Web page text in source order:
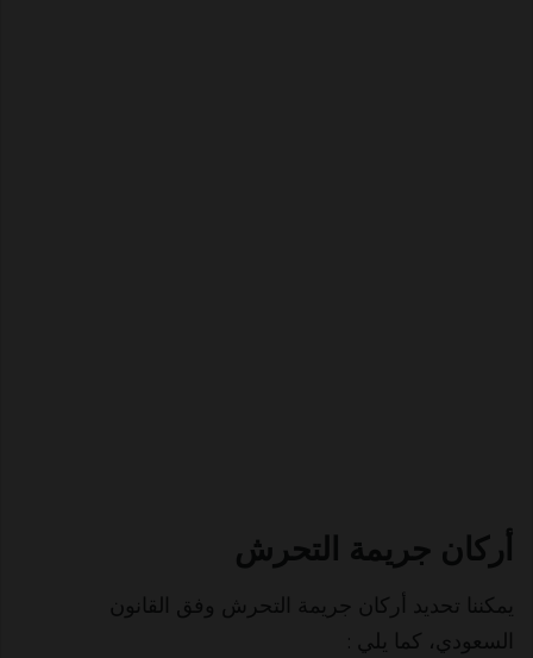
أركان جريمة التحرش
يمكننا تحديد أركان جريمة التحرش وفق القانون
السعودي، كما يلي :